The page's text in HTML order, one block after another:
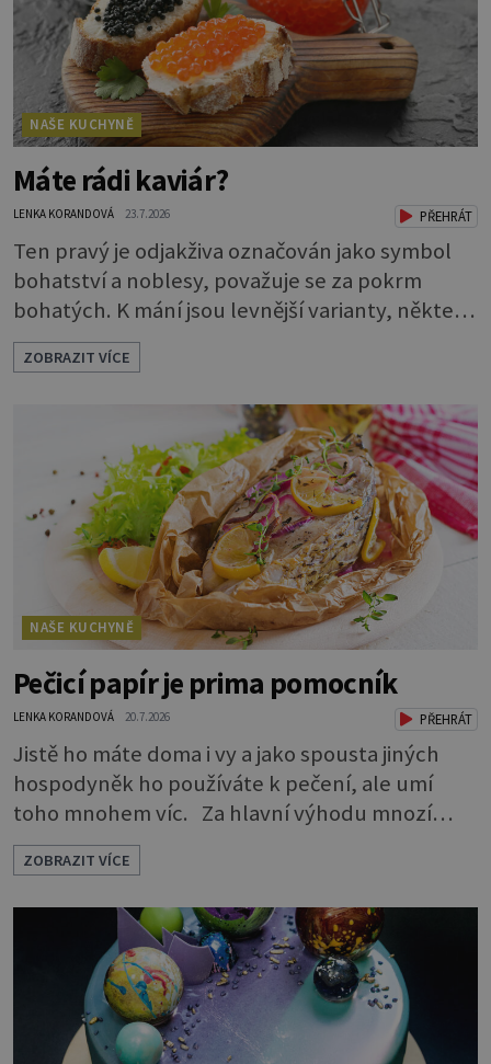
NAŠE KUCHYNĚ
Máte rádi kaviár?
LENKA KORANDOVÁ 23.7.2026 PŘEHRÁT
Ten pravý je odjakživa označován jako symbol
bohatství a noblesy, považuje se za pokrm
bohatých. K mání jsou levnější varianty, některé
jsou ale dobarvovány a obsahují aditiva. Kaviár
jsou jikry vybraných druhů ryb. Je to zdravá
lahůdka. Najdete v něm plnohodnotné
bílkoviny, zdravé tuky, vitaminy A, D, E i B a
minerální látky draslík, fosfor, hořčík a jód.
Černý nebo červený
ZOBRAZIT VÍCE
NAŠE KUCHYNĚ
Pečicí papír je prima pomocník
LENKA KORANDOVÁ 20.7.2026 PŘEHRÁT
Jistě ho máte doma i vy a jako spousta jiných
hospodyněk ho používáte k pečení, ale umí
toho mnohem víc. Za hlavní výhodu mnozí
považují to, že nemusí vymazávat plech, ať už
pečou moučníky nebo nějaký druh slaného
pečiva. Ale to zdaleka není všechno. Papír se dá
použít na vyložení jakékoliv nádoby, když
nechceme, aby se její obsah přichytil na stěnu a
připálil. Například když pečete v
ZOBRAZIT VÍCE